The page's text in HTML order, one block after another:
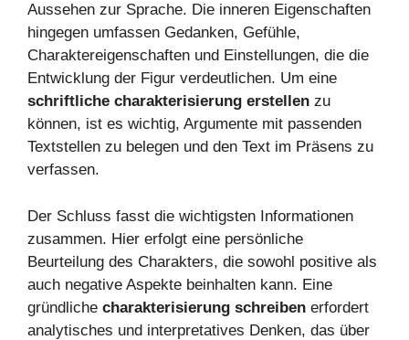
Aussehen zur Sprache. Die inneren Eigenschaften
hingegen umfassen Gedanken, Gefühle,
Charaktereigenschaften und Einstellungen, die die
Entwicklung der Figur verdeutlichen. Um eine
schriftliche charakterisierung erstellen zu
können, ist es wichtig, Argumente mit passenden
Textstellen zu belegen und den Text im Präsens zu
verfassen.
Der Schluss fasst die wichtigsten Informationen
zusammen. Hier erfolgt eine persönliche
Beurteilung des Charakters, die sowohl positive als
auch negative Aspekte beinhalten kann. Eine
gründliche charakterisierung schreiben erfordert
analytisches und interpretatives Denken, das über